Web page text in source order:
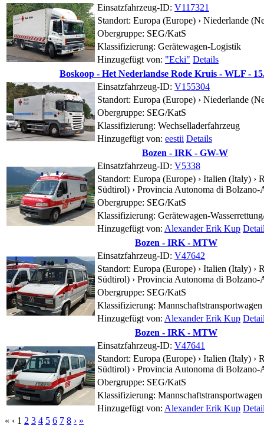
Einsatzfahrzeug-ID: V117321
Standort: Europa (Europe) › Niederlande
Obergruppe: SEG/KatS
Klassifizierung: Gerätewagen-Logistik
Hinzugefügt von: "Ecki" Details
Boskoop - Het Nederlandse Rode Kruis - WLF -
Einsatzfahrzeug-ID: V155304
Standort: Europa (Europe) › Niederlande
Obergruppe: SEG/KatS
Klassifizierung: Wechselladerfahrzeug
Hinzugefügt von: eestii Details
Bozen - IRK - GW-W
Einsatzfahrzeug-ID: V5338
Standort: Europa (Europe) › Italien (Italy) ›
Südtirol) › Provincia Autonoma di
Obergruppe: SEG/KatS
Klassifizierung: Gerätewagen-
Hinzugefügt von: Alexander Erik Kup
Bozen - IRK - MTW
Einsatzfahrzeug-ID: V47642
Standort: Europa (Europe) › Italien (Italy) ›
Südtirol) › Provincia Autonoma di
Obergruppe: SEG/KatS
Klassifizierung: Mannschaftstransportwagen
Hinzugefügt von: Alexander Erik Kup
Bozen - IRK - MTW
Einsatzfahrzeug-ID: V47641
Standort: Europa (Europe) › Italien (Italy) ›
Südtirol) › Provincia Autonoma di
Obergruppe: SEG/KatS
Klassifizierung: Mannschaftstransportwagen
Hinzugefügt von: Alexander Erik Kup
« ‹ 1 2 3 4 5 6 7 8 › »